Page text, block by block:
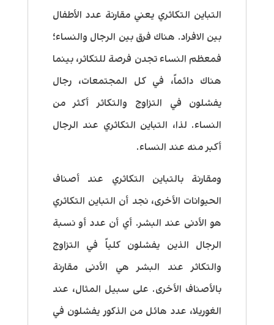
التباين التكاثري يعني مقارنة عدد الأطفال
بين الافراد. هناك فرق بين الرجال والنساء؛
فمعظم النساء تجدن فرصة للتكاثر، بينما
هناك دائماً، في كل المجتمعات، رجال
يفشلون في التزاوج والتكاثر أكثر من
النساء. لذا، التباين التكاثري عند الرجال
أكبر منه عند النساء.
ومقارنة بالتباين التكاثري عند أصناف
الحيوانات الأخرى، نجد أن التباين التكاثري
هو الأدنى عند البشر. أي أن عدد أو نسبة
الرجال الذين يفشلون كلياً في التزاوج
والتكاثر عند البشر هي الأدنى مقارنة
بالأصناف الأخرى. على سبيل المثال، عند
الغوريلا، عدد هائل من الذكور يفشلون في